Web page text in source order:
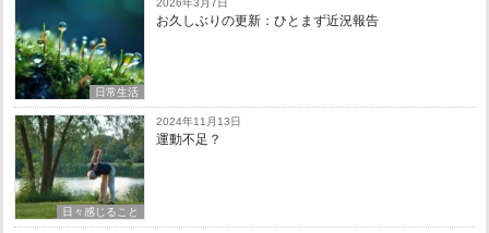
日常生活
2026年3月7日
お久しぶりの更新：ひとまず近況報告
日々感じること
2024年11月13日
運動不足？